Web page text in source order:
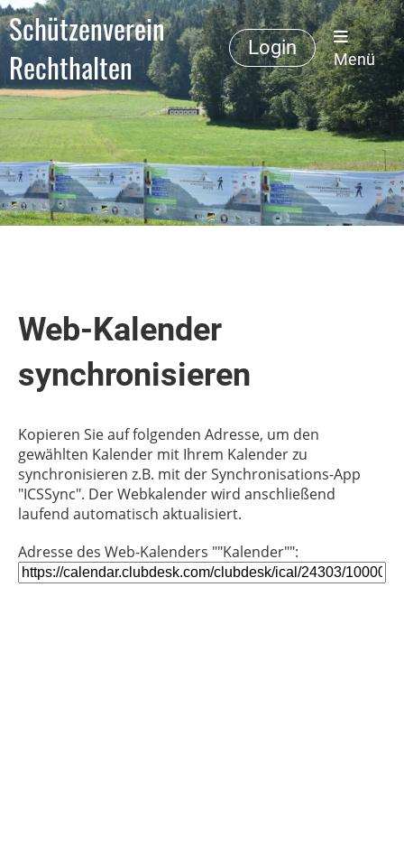
Schützenverein
Rechthalten
Login
Menü
Web-Kalender
synchronisieren
Kopieren Sie auf folgenden Adresse, um den
gewählten Kalender mit Ihrem Kalender zu
synchronisieren z.B. mit der Synchronisations-App
"ICSSync". Der Webkalender wird anschließend
laufend automatisch aktualisiert.
Adresse des Web-Kalenders ""Kalender"":